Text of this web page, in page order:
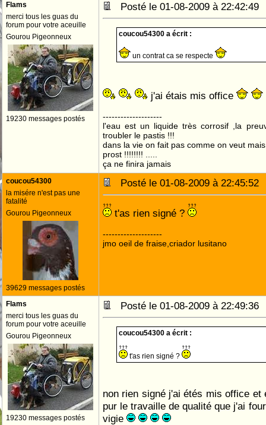
Flams
merci tous les guas du
forum pour votre aceuille
Gourou Pigeonneux
19230 messages postés
Posté le 01-08-2009 à
coucou54300 a écrit :
un contrat ca se respecte
j'ai étais mis office
--------------------
l'eau est un liquide très corrosif ,la
troubler le pastis !!!
dans la vie on fait pas comme on veut
prost !!!!!!!! .....
ça ne finira jamais
coucou54300
la misére n'est pas une
fatalité
Gourou Pigeonneux
39629 messages postés
Posté le 01-08-2009 à
t'as rien signé ?
--------------------
jmo oeil de fraise,criador lusitano
Flams
merci tous les guas du
forum pour votre aceuille
Gourou Pigeonneux
19230 messages postés
Posté le 01-08-2009 à
coucou54300 a écrit :
t'as rien signé ?
non rien signé j'ai étés mis office et
pur le travaille de qualité que j'ai
vigie